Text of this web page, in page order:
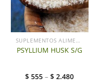
SUPLEMENTOS ALIMENTICIOS LG
PSYLLIUM HUSK S/G
$555 –$2.480